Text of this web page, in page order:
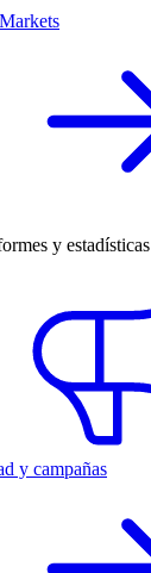
y estadísticas
y campañas